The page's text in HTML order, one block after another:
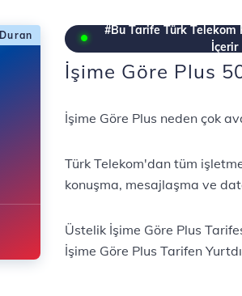
#Bu Tarife Türk Telekom
İçerir
İşime Göre Plus
İşime Göre Plus neden çok
Türk Telekom'dan tüm
konuşma, mesajlaşma ve
Üstelik İşime Göre Plus
İşime Göre Plus Tarifen